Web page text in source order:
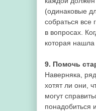
(одинаковые
собраться все
в вопросах.
которая
9. Помочь
Наверняка,
хотят ли они,
могут
понадобиться